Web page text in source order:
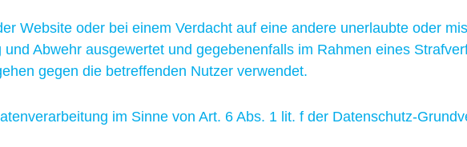
Website oder bei einem Verdacht auf eine andere unerlaubte oder
Abwehr ausgewertet und gegebenenfalls im Rahmen eines
gegen die betreffenden Nutzer verwendet.
im Sinne von Art. 6 Abs. 1 lit. f der Datenschutz-